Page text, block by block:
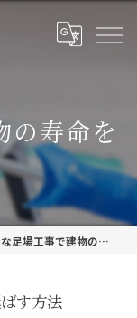
の寿命を
場工事で建物の寿命を延ばす方法
す方法